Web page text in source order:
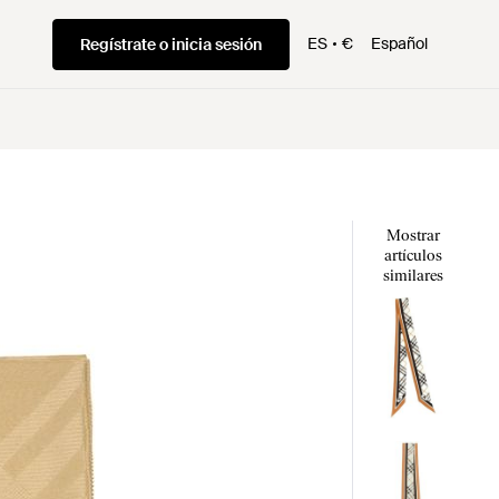
Regístrate o inicia sesión ES € Español
Mostrar
artículos
similares